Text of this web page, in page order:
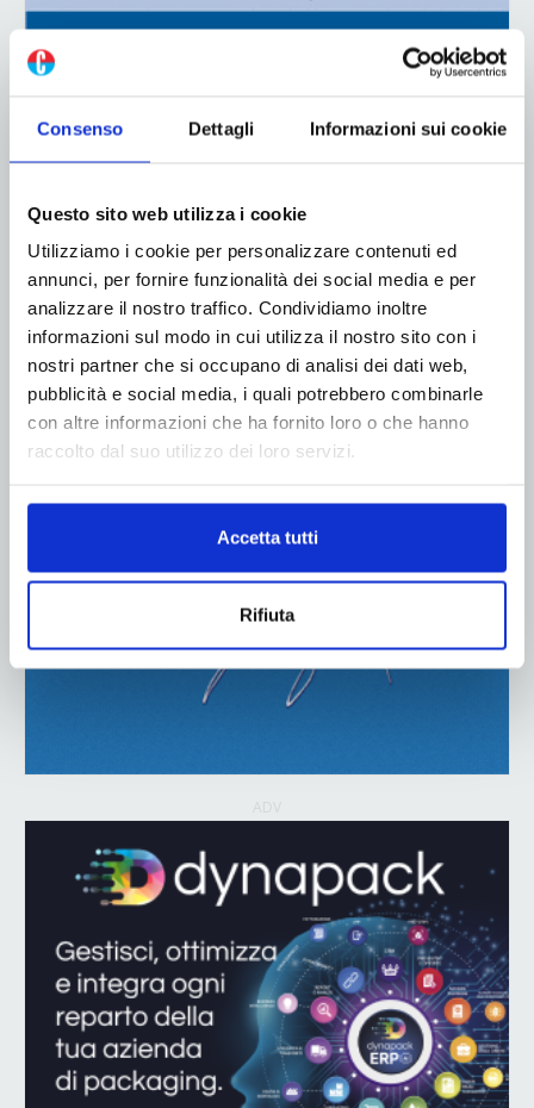
Consenso Dettagli Informazioni sui cookie
Questo sito web utilizza i cookie
Utilizziamo i cookie per personalizzare contenuti ed
annunci, per fornire funzionalità dei social media e per
analizzare il nostro traffico. Condividiamo inoltre
informazioni sul modo in cui utilizza il nostro sito con i
nostri partner che si occupano di analisi dei dati web,
pubblicità e social media, i quali potrebbero combinarle
con altre informazioni che ha fornito loro o che hanno
raccolto dal suo utilizzo dei loro servizi.
Accetta tutti
Rifiuta
ADV